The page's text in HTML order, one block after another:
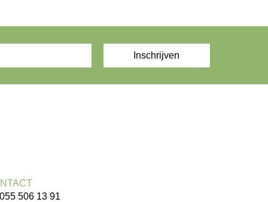
Inschrijven
055 506 13 91